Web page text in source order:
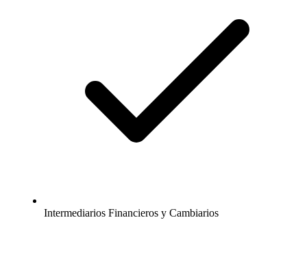
Intermediarios Financieros y Cambiarios